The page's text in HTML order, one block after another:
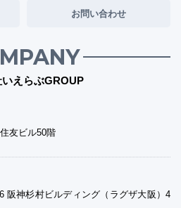
お問い合わせ
えらぶGROUP
友ビル50階
阪神杉村ビルディング（ラグザ大阪）4